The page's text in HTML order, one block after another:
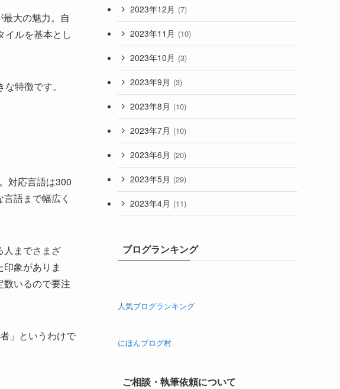
大の魅力。自
イルを基本とし
特徴です。
対応言語は300
語まで幅広く
人までさまざ
象がありま
いるので要注
」というわけで
2023年12月 (7)
2023年11月 (10)
2023年10月 (3)
2023年9月 (3)
2023年8月 (10)
2023年7月 (10)
2023年6月 (20)
2023年5月 (29)
2023年4月 (11)
ブログランキング
人気ブログランキング
にほんブログ村
ご相談・執筆依頼について